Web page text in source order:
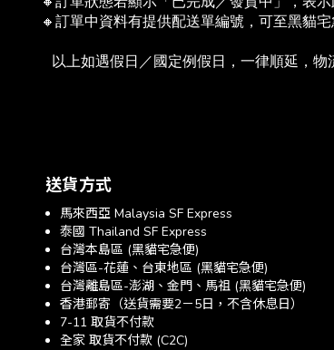
🔸訂單中資料有提供配送單編號，可至黑貓
以上如遇假日／國定例假日，一律順延，
送貨方式
馬來西亞 Malaysia SF Express
泰國 Thailand SF Express
台灣本島區 (黑貓宅急便)
台灣區-花蓮、台東地區 (黑貓宅急便)
台灣離島區-澎湖、金門、馬祖 (黑貓宅急便)
香港郵寄（送貨需要2－5日，不含休息日）
7-11 取貨不付款
全家 取貨不付款 (C2C)